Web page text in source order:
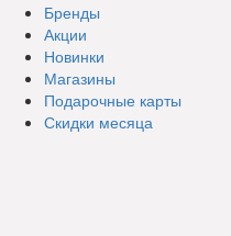
Бренды
Акции
Новинки
Магазины
Подарочные карты
Скидки месяца